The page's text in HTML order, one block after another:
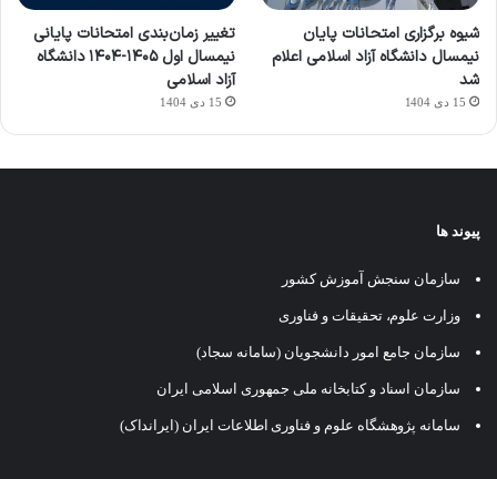
شیوه برگزاری امتحانات پایان
نیمسال دانشگاه آزاد اسلامی اعلام
شد
15 دی 1404
تغییر زمان‌بندی امتحانات پایانی
نیمسال اول ۱۴۰۵-۱۴۰۴ دانشگاه
آزاد اسلامی
15 دی 1404
پیوند ها
سازمان سنجش آموزش کشور
وزارت علوم، تحقیقات و فناوری
سازمان جامع امور دانشجویان (سامانه سجاد)
سازمان اسناد و کتابخانه ملی جمهوری اسلامی ایران
سامانه پژوهشگاه علوم و فناوری اطلاعات ایران (ایرانداک)